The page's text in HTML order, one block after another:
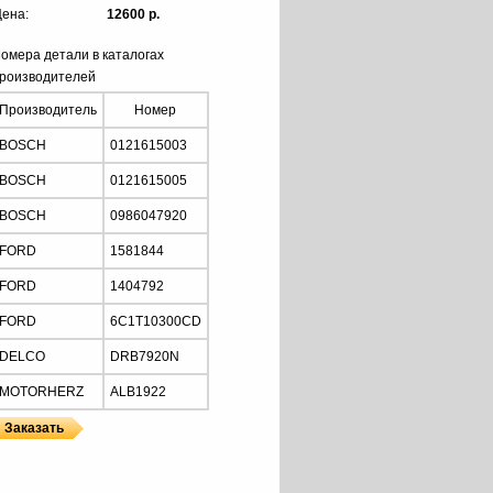
12600 р.
детали в каталогах
Производитель Номер
BOSCH 0121615003
BOSCH 0121615005
BOSCH 0986047920
FORD 1581844
FORD 1404792
FORD 6C1T10300CD
DELCO DRB7920N
MOTORHERZ ALB1922